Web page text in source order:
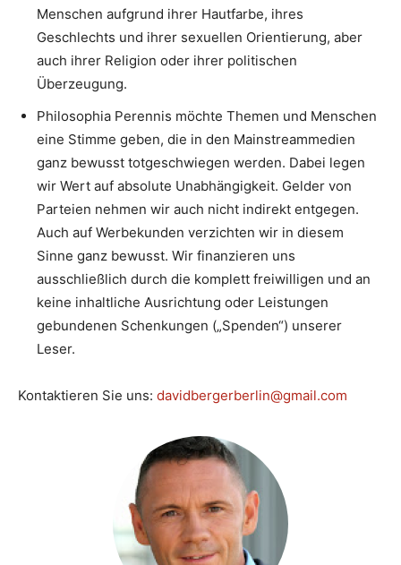
Menschen aufgrund ihrer Hautfarbe, ihres
Geschlechts und ihrer sexuellen Orientierung, aber
auch ihrer Religion oder ihrer politischen
Überzeugung.
Philosophia Perennis möchte Themen und Menschen
eine Stimme geben, die in den Mainstreammedien
ganz bewusst totgeschwiegen werden. Dabei legen
wir Wert auf absolute Unabhängigkeit. Gelder von
Parteien nehmen wir auch nicht indirekt entgegen.
Auch auf Werbekunden verzichten wir in diesem
Sinne ganz bewusst. Wir finanzieren uns
ausschließlich durch die komplett freiwilligen und an
keine inhaltliche Ausrichtung oder Leistungen
gebundenen Schenkungen („Spenden“) unserer
Leser.
Kontaktieren Sie uns: davidbergerberlin@gmail.com